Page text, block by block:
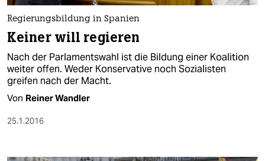
Regierungsbildung in Spanien
Keiner will regieren
Nach der Parlamentswahl ist die Bildung einer Koalition
weiter offen. Weder Konservative noch Sozialisten
greifen nach der Macht.
Von Reiner Wandler
25.1.2016